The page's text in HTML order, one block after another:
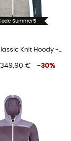
Summer5
Fleece GP Classic Knit Hoody - Polaire femme
349,90 € -30%